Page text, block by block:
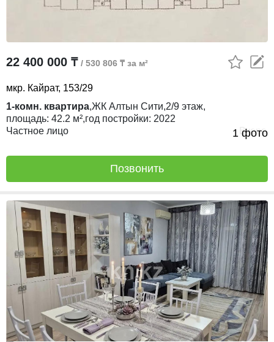
1 фото
22 400 000 ₸ / 530 806 ₸ за м²
мкр. Кайрат, 153/29
1-комн. квартира,ЖК Алтын Сити,2/9 этаж,
площадь: 42.2 м²,год постройки: 2022
Частное лицо
Вчера
Позвонить